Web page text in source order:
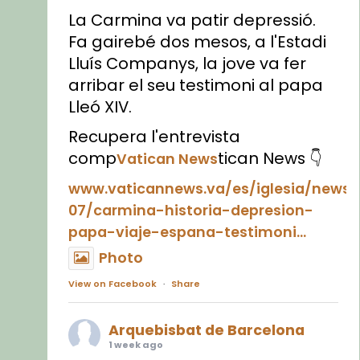
La Carmina va patir depressió.
Fa gairebé dos mesos, a l'Estadi
Lluís Companys, la jove va fer
arribar el seu testimoni al papa
Lleó XIV.
Recupera l'entrevista
compVatican Newstican News 👇
www.vaticannews.va/es/iglesia/news/
07/carmina-historia-depresion-
papa-viaje-espana-testimoni...
Photo
View on Facebook · Share
Arquebisbat de Barcelona
1 week ago